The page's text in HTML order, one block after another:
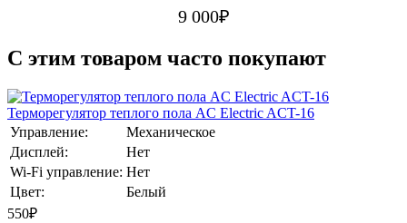
9 000₽
C этим товаром часто покупают
Терморегулятор теплого пола AC Electric ACT-16
Управление:
Механическое
Дисплей:
Нет
Wi-Fi управление: Нет
Цвет:
Белый
550₽